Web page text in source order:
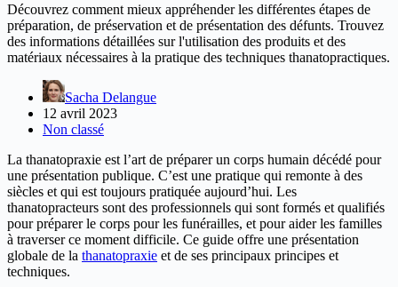
Découvrez comment mieux appréhender les différentes étapes de
préparation, de préservation et de présentation des défunts. Trouvez
des informations détaillées sur l'utilisation des produits et des
matériaux nécessaires à la pratique des techniques thanatopractiques.
Sacha Delangue
12 avril 2023
Non classé
La thanatopraxie est l’art de préparer un corps humain décédé pour
une présentation publique. C’est une pratique qui remonte à des
siècles et qui est toujours pratiquée aujourd’hui. Les
thanatopracteurs sont des professionnels qui sont formés et qualifiés
pour préparer le corps pour les funérailles, et pour aider les familles
à traverser ce moment difficile. Ce guide offre une présentation
globale de la thanatopraxie et de ses principaux principes et
techniques.